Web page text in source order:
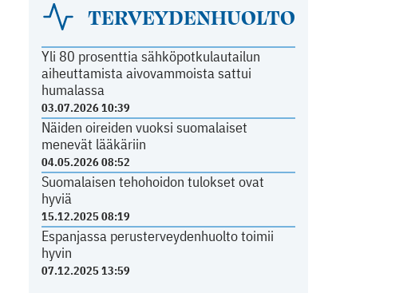
TERVEYDENHUOLTO
Yli 80 prosenttia sähköpotkulautailun
aiheuttamista aivovammoista sattui
humalassa
03.07.2026 10:39
Näiden oireiden vuoksi suomalaiset
menevät lääkäriin
04.05.2026 08:52
Suomalaisen tehohoidon tulokset ovat
hyviä
15.12.2025 08:19
Espanjassa perusterveydenhuolto toimii
hyvin
07.12.2025 13:59